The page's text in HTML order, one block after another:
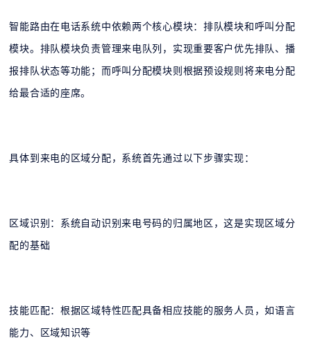
智能路由在电话系统中依赖两个核心模块：排队模块和呼叫分配
模块。排队模块负责管理来电队列，实现重要客户优先排队、播
报排队状态等功能；而呼叫分配模块则根据预设规则将来电分配
给最合适的座席。
具体到来电的区域分配，系统首先通过以下步骤实现：
区域识别：系统自动识别来电号码的归属地区，这是实现区域分
配的基础
技能匹配：根据区域特性匹配具备相应技能的服务人员，如语言
能力、区域知识等